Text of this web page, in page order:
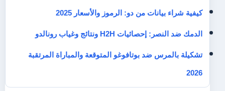
كيفية شراء بيانات من دو: الرموز والأسعار 2025
الدمك ضد النصر: إحصائيات H2H ونتائج وغياب رونالدو
تشكيلة بالمرس ضد بوتافوغو المتوقعة والمباراة المرتقبة
2026